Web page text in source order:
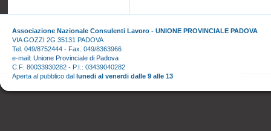
Associazione Nazionale Consulenti Lavoro - UNIONE PROVINCIALE PADOVA
VIA GOZZI 2G 35131 PADOVA
Tel. 049/8752444 - Fax. 049/8363966
e-mail: Unione Provinciale di Padova
C.F: 80033930282 - P.I.: 03439040282
Aperta al pubblico dal lunedi al venerdi dalle 9 alle 13